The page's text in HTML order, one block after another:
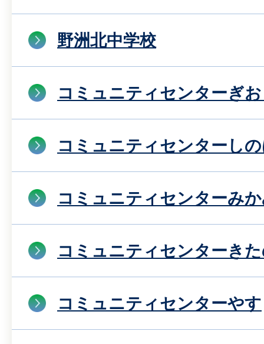
野洲北中学校
コミュニティセンターぎ
コミュニティセンターし
コミュニティセンターみ
コミュニティセンターき
コミュニティセンターやす